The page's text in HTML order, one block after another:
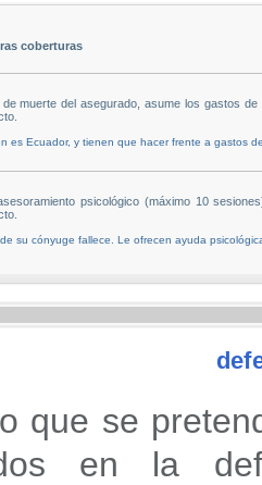
coberturas
muerte del asegurado, asume los gastos
es Ecuador, y tienen que hacer frente a gastos
psicológico (máximo 10
su cónyuge fallece. Le ofrecen ayuda
que se
en la